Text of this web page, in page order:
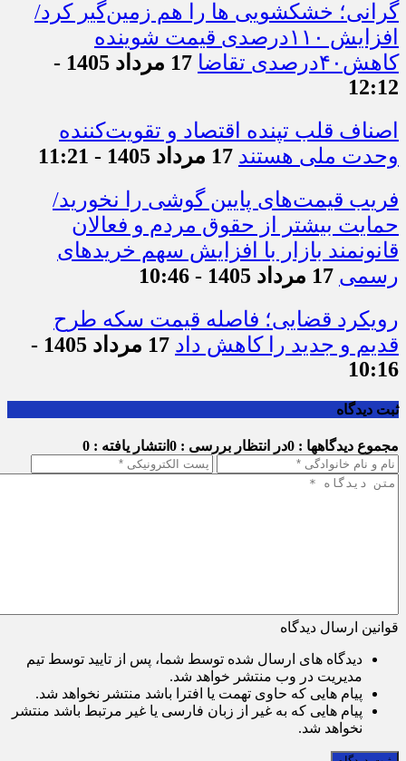
گرانی؛ خشکشویی‌ ها را هم زمین‌گیر کرد/
افزایش ۱۱۰درصدی قیمت شوینده
کاهش۴۰درصدی تقاضا
17 مرداد 1405 -
12:12
اصناف قلب تپنده اقتصاد و تقویت‌کننده
وحدت ملی هستند 17 مرداد 1405 - 11:21
فریب قیمت‌های پایین گوشی را نخورید/
حمایت بیشتر از حقوق مردم و فعالان
قانونمند بازار با افزایش سهم خریدهای
رسمی 17 مرداد 1405 - 10:46
رویکرد قضایی؛ فاصله قیمت سکه طرح
قدیم و جدید را کاهش داد
17 مرداد 1405 -
10:16
ثبت دیدگاه
مجموع دیدگاهها : 0 در انتظار بررسی : 0 انتشار یافته : 0
قوانین ارسال دیدگاه
دیدگاه های ارسال شده توسط شما، پس از تایید توسط تیم
مدیریت در وب منتشر خواهد شد.
پیام هایی که حاوی تهمت یا افترا باشد منتشر نخواهد شد.
پیام هایی که به غیر از زبان فارسی یا غیر مرتبط باشد منتشر
نخواهد شد.